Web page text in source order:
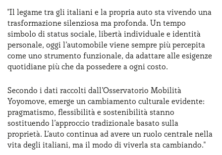
"Il legame tra gli italiani e la propria auto sta vivendo una
trasformazione silenziosa ma profonda. Un tempo
simbolo di status sociale, libertà individuale e identità
personale, oggi l’automobile viene sempre più percepita
come uno strumento funzionale, da adattare alle esigenze
quotidiane più che da possedere a ogni costo.
Secondo i dati raccolti dall’Osservatorio Mobilità
Yoyomove, emerge un cambiamento culturale evidente:
pragmatismo, flessibilità e sostenibilità stanno
sostituendo l’approccio tradizionale basato sulla
proprietà. L’auto continua ad avere un ruolo centrale nella
vita degli italiani, ma il modo di viverla sta cambiando."